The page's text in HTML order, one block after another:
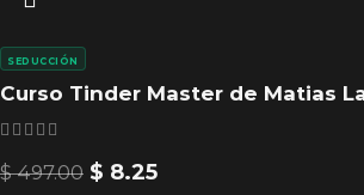
Curso Tinder Master de Matias
SEDUCCIÓN
$497.00 $ 8.25